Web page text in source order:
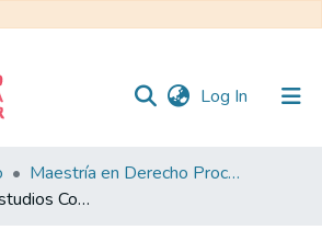
Log In (current)
Maestría en Derecho Procesal
Propuesta De Estudios Comparados Complejos